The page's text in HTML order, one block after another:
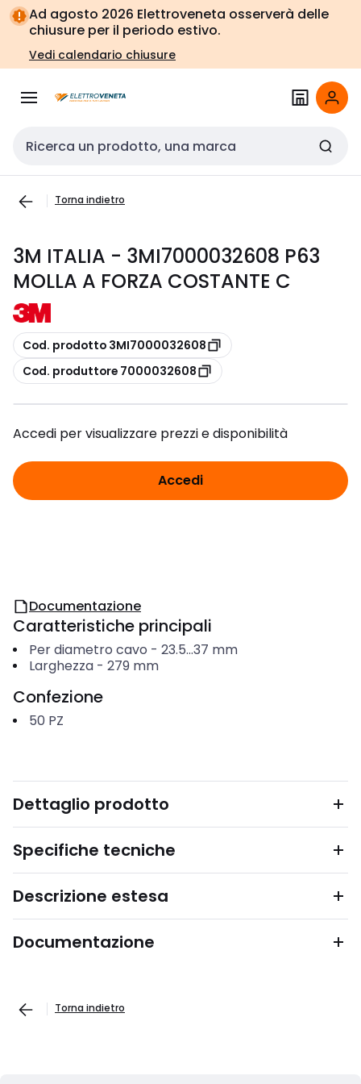
Vai alla
navigazione
Vai
alla
pagina
Ad agosto 2026 Elettroveneta osserverà delle
chiusure per il periodo estivo.
Vedi calendario chiusure
Cerca input
Torna indietro
3M ITALIA - 3MI7000032608 P63
MOLLA A FORZA COSTANTE C
copia
Cod. prodotto 3MI7000032608
copia
Cod. produttore 7000032608
Accedi per visualizzare prezzi e disponibilità
Accedi
Documentazione
Caratteristiche principali
Per diametro cavo - 23.5...37 mm
Larghezza- 279 mm
Confezione
50 PZ
Dettaglio prodotto
Specifiche tecniche
Descrizione estesa
Documentazione
Torna indietro